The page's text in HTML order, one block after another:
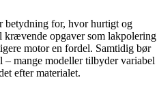
betydning for, hvor hurtigt og
opgaver som lakpolering
motor en fordel. Samtidig bør
– mange modeller tilbyder variabel
efter materialet.